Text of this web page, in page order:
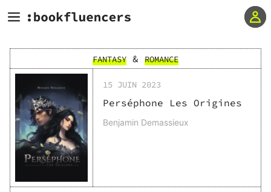
FANTASY & ROMANCE
15 JUIN 2023
Perséphone Les Origines
Benjamin Demassieux